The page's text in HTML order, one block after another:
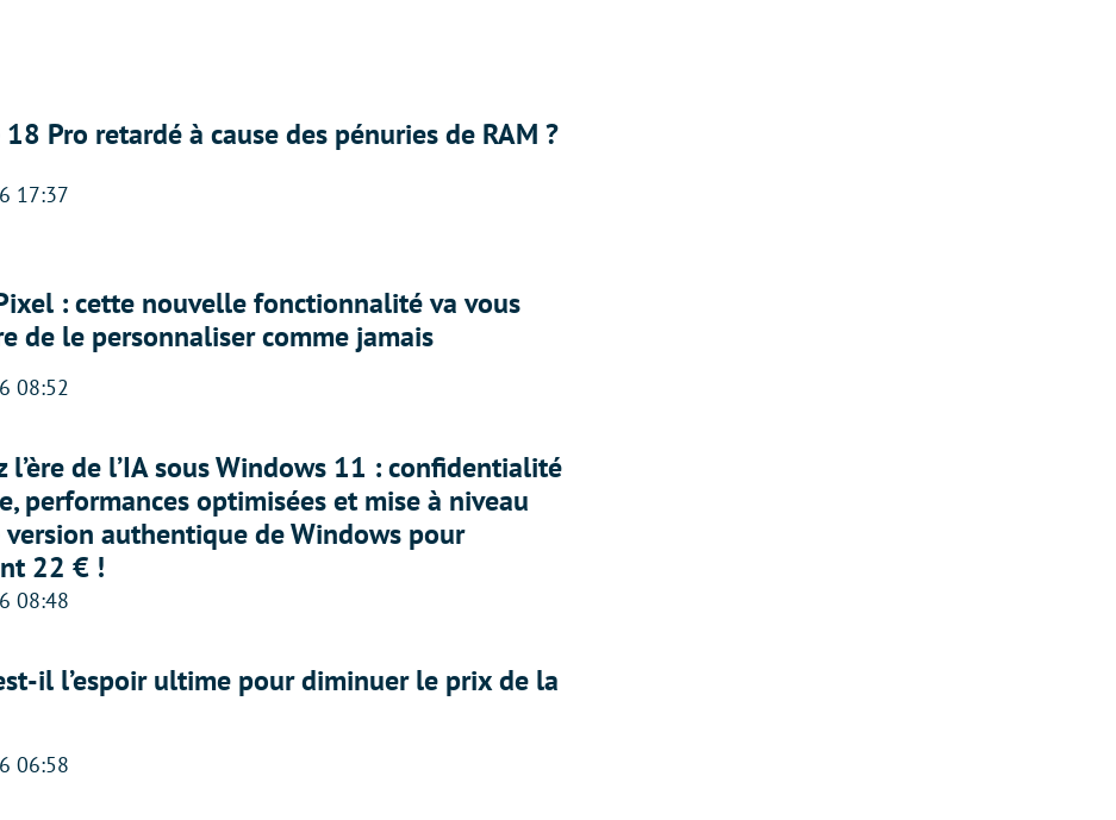
18 Pro retardé à cause des pénuries de RAM ?
17:37
: cette nouvelle fonctionnalité va vous
de le personnaliser comme jamais
08:52
l’ère de l’IA sous Windows 11 : confidentialité
performances optimisées et mise à niveau
version authentique de Windows pour
22 € !
08:48
il l’espoir ultime pour diminuer le prix de la
06:58